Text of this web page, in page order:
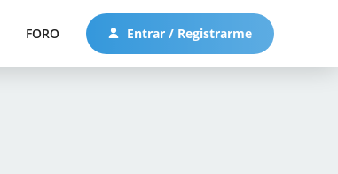
FORO Entrar / Registrarme